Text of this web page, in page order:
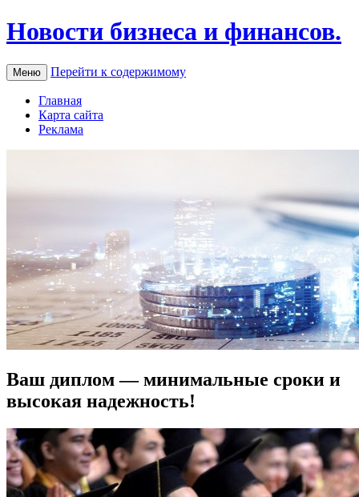
Новости бизнеса и финансов.
Меню Перейти к содержимому
Главная
Карта сайта
Реклама
Ваш диплом — минимальные сроки и
высокая надежность!